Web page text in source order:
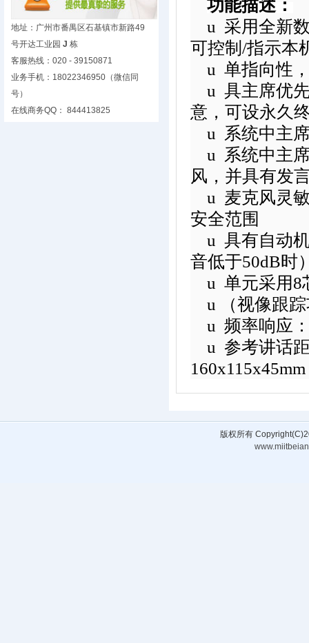
地址：广州市番禺区石基镇市新路49
号开达工业园 J 栋
客服热线：020 - 39150871
业务手机：18022346950（微信同
号）
在线商务QQ： 844413825
功能描述：
u 采用全新
可控制 /指示本
u 单指向性
u 具主席优
意，可设永久
u 系统中主
u 系统中主
风，并具有发
u 麦克风灵
安全范围
u 具有自动
音低于50dB时
u 单元采用8
u （视像跟
u 频率响应
u 参考讲话
版权所有